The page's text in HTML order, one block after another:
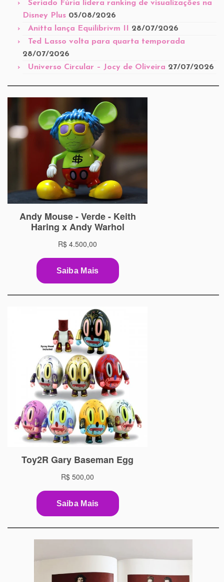
Seriado Fúria lidera ranking de visualizações na
Disney Plus 05/08/2026
Anitta lança Equilibrivm II
28/07/2026
Ted Lasso volta para quarta temporada
28/07/2026
Universo Circular – Jocy de Oliveira 27/07/2026